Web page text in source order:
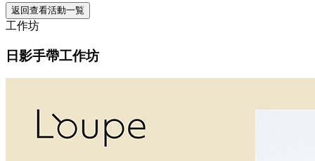
返回查看活動一覧
工作坊
日影手帶工作坊